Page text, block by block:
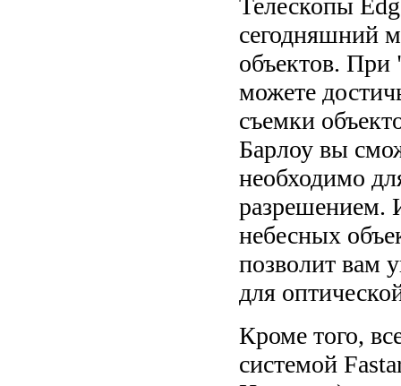
Телескопы
сегодняшний
объектов. При
можете
съемки
Барлоу вы
необходимо
разрешением.
небесных
позволит вам
для
Кроме того,
системой